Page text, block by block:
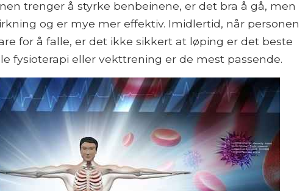
trenger å styrke benbeinene, er det bra å gå, men
og er mye mer effektiv. Imidlertid, når personen
for å falle, er det ikke sikkert at løping er det beste
fysioterapi eller vekttrening er de mest passende.